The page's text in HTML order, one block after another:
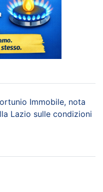
Immobile, nota
Lazio sulle condizioni